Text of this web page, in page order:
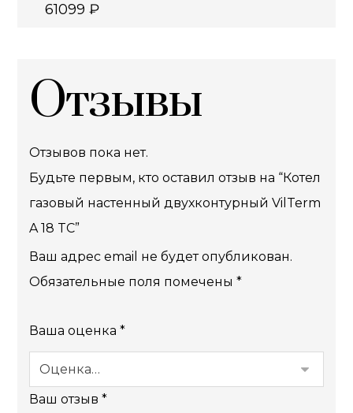
61099₽
Отзывы
Отзывов пока нет.
Будьте первым, кто оставил отзыв на “Котел
газовый настенный двухконтурный VilTerm
A 18 TC”
Ваш адрес email не будет опубликован.
Обязательные поля помечены*
Ваша оценка*
Ваш отзыв*